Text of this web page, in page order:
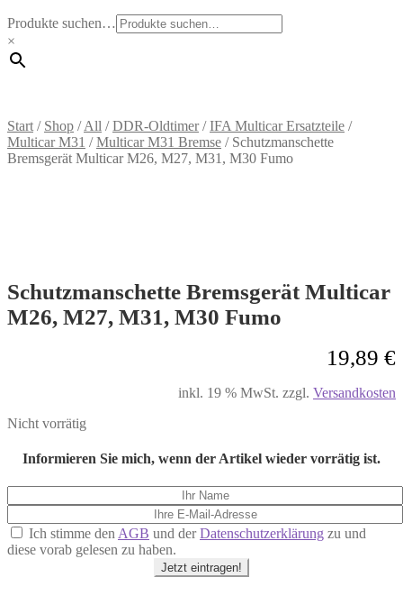
Produkte suchen…
×
Start / Shop /All /DDR-Oldtimer/IFA Multicar Ersatzteile /
Multicar M31 /Multicar M31 Bremse / Schutzmanschette
Bremsgerät Multicar M26, M27, M31, M30 Fumo
Schutzmanschette Bremsgerät Multicar
M26, M27, M31, M30 Fumo
19,89 €
inkl. 19 % MwSt. zzgl. Versandkosten
Nicht vorrätig
Informieren Sie mich, wenn der Artikel wieder vorrätig ist.
Ich stimme den AGB und derDatenschutzerklärung zu und
diese vorab gelesen zu haben.
Jetzt eintragen!